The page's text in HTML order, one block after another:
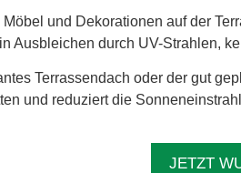
Möbel und Dekorationen auf der
Ausbleichen durch UV-Strahlen,
Terrassendach oder der gut
und reduziert die
JETZT